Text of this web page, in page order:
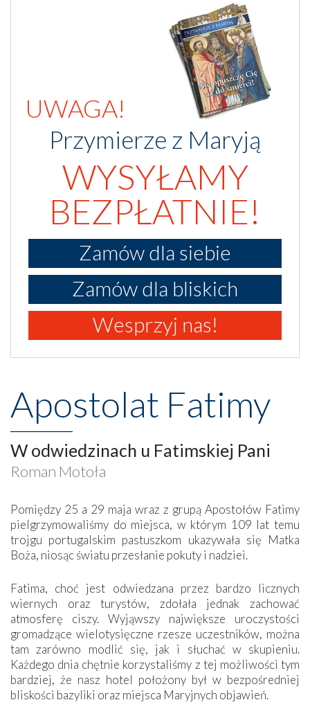
UWAGA!
Przymierze z Maryją
WYSYŁAMY
BEZPŁATNIE!
Zamów dla siebie
Zamów dla bliskich
Wesprzyj nas!
Apostolat Fatimy
W odwiedzinach u Fatimskiej Pani
Roman Motoła
Pomiędzy 25 a 29 maja wraz z grupą Apostołów Fatimy
pielgrzymowaliśmy do miejsca, w którym 109 lat temu
trojgu portugalskim pastuszkom ukazywała się Matka
Boża, niosąc światu przesłanie pokuty i nadziei.
Fatima, choć jest odwiedzana przez bardzo licznych
wiernych oraz turystów, zdołała jednak zachować
atmosferę ciszy. Wyjąwszy największe uroczystości
gromadzące wielotysięczne rzesze uczestników, można
tam zarówno modlić się, jak i słuchać w skupieniu.
Każdego dnia chętnie korzystaliśmy z tej możliwości tym
bardziej, że nasz hotel położony był w bezpośredniej
bliskości bazyliki oraz miejsca Maryjnych objawień.